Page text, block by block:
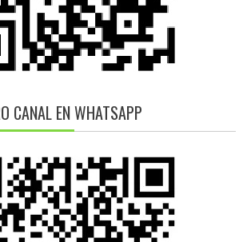
CANAL EN WHATSAPP